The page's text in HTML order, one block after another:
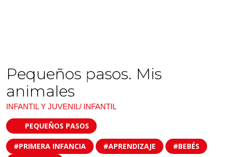
Pequeños pasos. Mis
animales
INFANTIL Y JUVENIL/ INFANTIL
PEQUEÑOS PASOS
#PRIMERA INFANCIA #APRENDIZAJE
#BEBÉS